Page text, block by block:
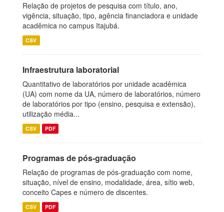
Relação de projetos de pesquisa com título, ano,
vigência, situação, tipo, agência financiadora e unidade
acadêmica no campus Itajubá.
CSV
Infraestrutura laboratorial
Quantitativo de laboratórios por unidade acadêmica
(UA) com nome da UA, número de laboratórios, número
de laboratórios por tipo (ensino, pesquisa e extensão),
utilização média...
CSV PDF
Programas de pós-graduação
Relação de programas de pós-graduação com nome,
situação, nível de ensino, modalidade, área, sítio web,
conceito Capes e número de discentes.
CSV PDF